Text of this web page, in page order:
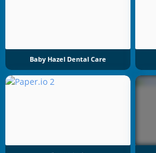
Baby Hazel Dental Care